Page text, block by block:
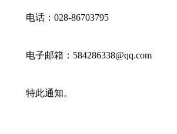
电话：028-86703795
电子邮箱：584286338@qq.com
特此通知。